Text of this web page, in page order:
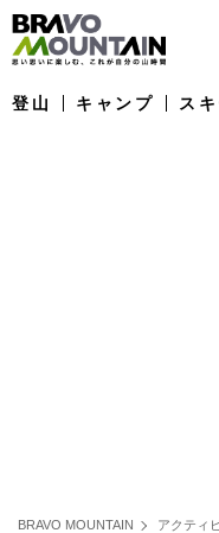
登山 キャンプ ス
BRAVO MOUNTAIN
アクティ